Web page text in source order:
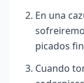
En una
picados
Cuando